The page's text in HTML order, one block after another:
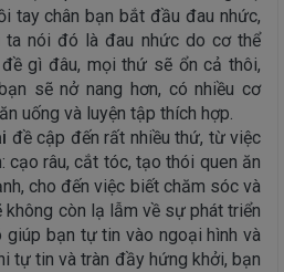
tay chân bạn bắt đầu đau nhức,
ta nói đó là đau nhức do cơ thể
gì đâu, mọi thứ sẽ ổn cả thôi,
sẽ nở nang hơn, có nhiều cơ
uống và luyện tập thích hợp.
đề cập đến rất nhiều thứ, từ việc
cạo râu, cắt tóc, tạo thói quen ăn
cho đến việc biết chăm sóc và
không còn lạ lẫm về sự phát triển
giúp bạn tự tin vào ngoại hình và
tự tin và tràn đầy hứng khởi, bạn